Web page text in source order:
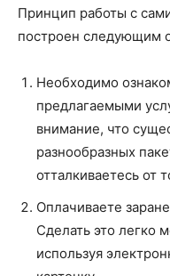
Принцип работы с
построен следующим
Необходимо
предлагаемыми
внимание, что
разнообразных
отталкиваетесь от
Оплачиваете
Сделать это легко
используя